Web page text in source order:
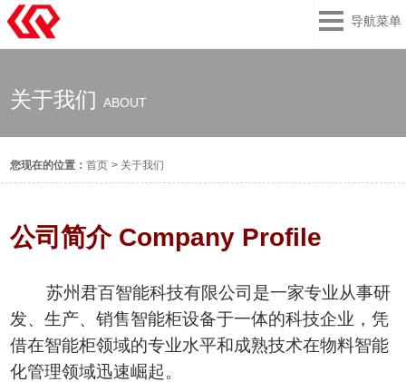
导航菜单
关于我们ABOUT
您现在的位置：首页 > 关于我们
公司简介 Company Profile
苏州君百智能科技有限公司是一家专业从事研
发、生产、销售智能柜设备于一体的科技企业，凭
借在智能柜领域的专业水平和成熟技术在物料智能
化管理领域迅速崛起。